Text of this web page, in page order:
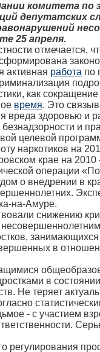
комитета по
депутатских
25 апреля.
отмечается,
активная работа по
как
время. Это
вреда здоровью и
и
целевой
наркотиков на
крае на 2010
операции
о внедрении в
на-Амуре.
снижению
в
в состоянии
Не теряет
- с участием
регулирования